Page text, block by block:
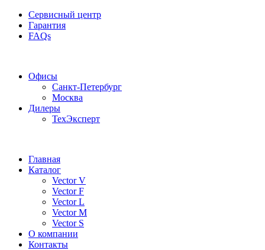
Сервисный центр
Гарантия
FAQs
Офисы
Санкт-Петербург
Москва
Дилеры
ТехЭксперт
Главная
Каталог
Vector V
Vector F
Vector L
Vector M
Vector S
О компании
Контакты